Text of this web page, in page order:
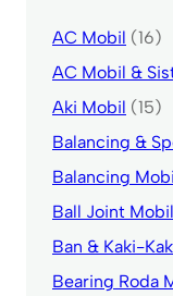
AC Mobil (16)
AC Mobil &
Aki Mobil (15)
Balancing &
Balancing
Ball Joint Mobil
Ban & Kaki-
Bearing Roda